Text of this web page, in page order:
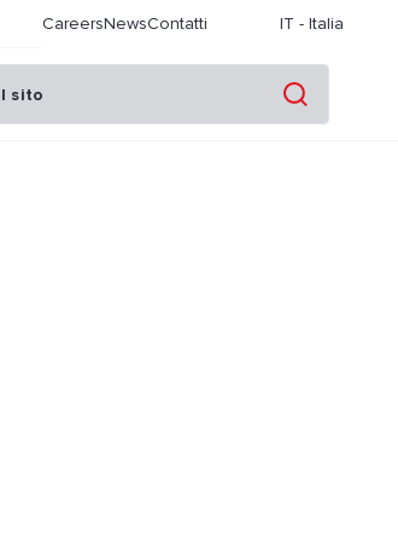
CareersNewsContatti IT - Italia